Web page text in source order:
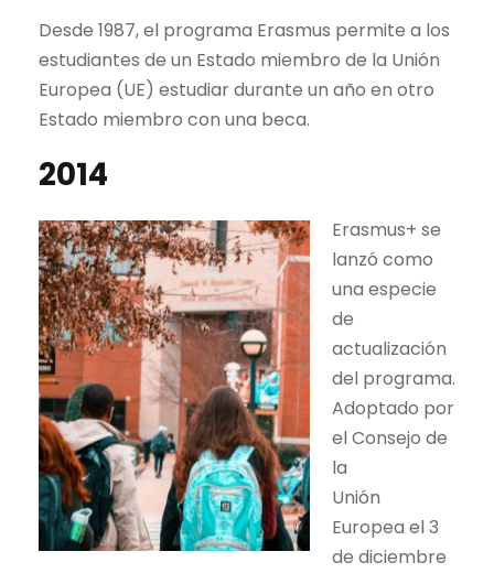
Desde 1987, el programa Erasmus permite a los
estudiantes de un Estado miembro de la Unión
Europea (UE) estudiar durante un año en otro
Estado miembro con una beca.
2014
Erasmus+ se
lanzó como
una especie
de
actualización
del programa.
Adoptado por
el Consejo de
la
Unión
Europea el 3
de diciembre